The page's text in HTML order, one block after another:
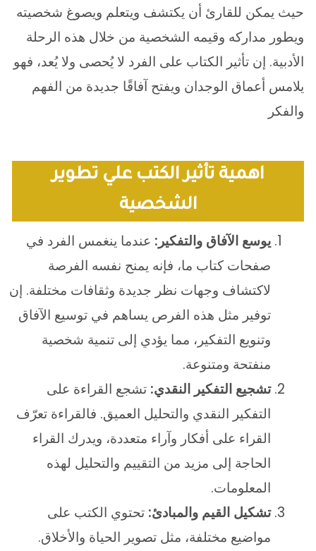
حيث يمكن للقارئ أن يكتشف ويتعلم ويصوغ شخصيته
ويطور مداركه وقيمه الشخصية من خلال هذه الرحلة
الأدبية. إن تأثير الكتاب على الفرد لا يُحصى ولا يُعد، فهو
يلامس أعماق الوجدان ويفتح آفاقًا جديدة من الفهم
والفكر
اهمية تأثير الكتب علي تطوير
الشخصية
يوسع الآفاق والتفكير: عندما ينغمس الفرد في
صفحات كتاب ما، فإنه يمنح نفسه الفرصة
لاكتشاف وجهات نظر جديدة وثقافات مختلفة. إن
توفير مثل هذه الفرص يساهم في توسيع الآفاق
وتنويع التفكير، مما يؤدي إلى تنمية شخصية
منفتحة ومتنوعة.
تشجيع التفكير النقدي: تشجع القراءة على
التفكير النقدي والتحليل العميق. فالقراءة تعرّف
القراء على أفكار وآراء متعددة، ويدرك القراء
الحاجة إلى مزيد من التقييم والتحليل لهذه
المعلومات.
تشكيل القيم والمبادئ:تحتوي الكتب على
مواضيع مختلفة، مثل تصوير الحياة والأخلاق.